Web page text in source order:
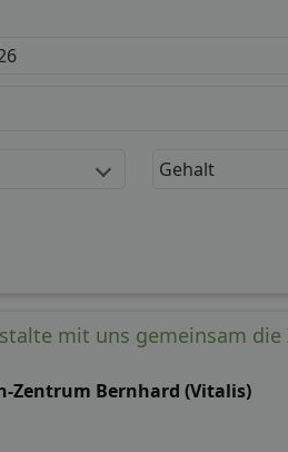
Gehalt
mit uns gemeinsam die
Zentrum Bernhard (Vitalis)